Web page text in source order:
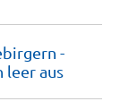
-
leeraus